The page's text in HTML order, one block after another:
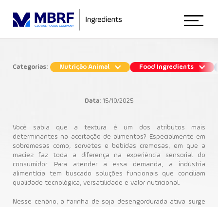
Animal Nutrition
Food Ingredients
Blog
mais aeração, maciez e cremosidade
Food Ingredients
Proteínas de Soja
Categorias: Nutrição Animal Food Ingredients
Data:15/10/2025
Você sabia que a textura é um dos atributos mais
determinantes na aceitação de alimentos? Especialmente em
sobremesas como, sorvetes e bebidas cremosas, em que a
maciez faz toda a diferença na experiência sensorial do
consumidor. Para atender a essa demanda, a indústria
alimentícia tem buscado soluções funcionais que conciliam
qualidade tecnológica, versatilidade e valor nutricional.
Nesse cenário, a farinha de soja desengordurada ativa surge